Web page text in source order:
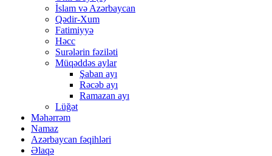
İslam və Azərbaycan
Qədir-Xum
Fatimiyyə
Həcc
Surələrin fəziləti
Müqəddəs aylar
Şaban ayı
Rəcəb ayı
Ramazan ayı
Lüğət
Məhərrəm
Namaz
Azərbaycan fəqihləri
Əlaqə